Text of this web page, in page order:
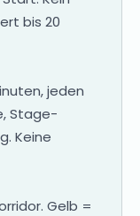
bis 20
jeden
Stage-
Keine
Gelb =